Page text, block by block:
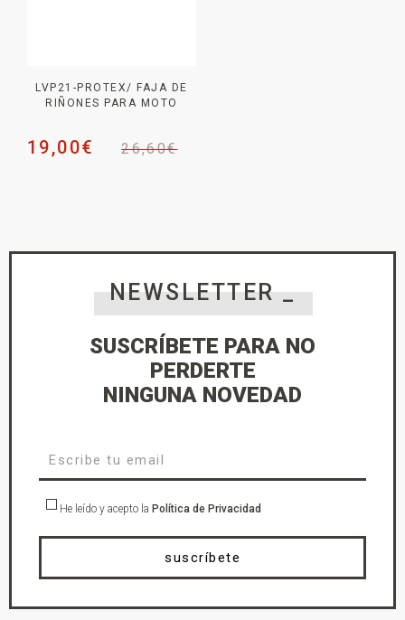
LVP21-PROTEX/ FAJA DE
RIÑONES PARA MOTO
26,60€
19,00€
NEWSLETTER _
SUSCRÍBETE PARA NO
PERDERTE
NINGUNA NOVEDAD
He leído y acepto la Política de Privacidad
suscríbete